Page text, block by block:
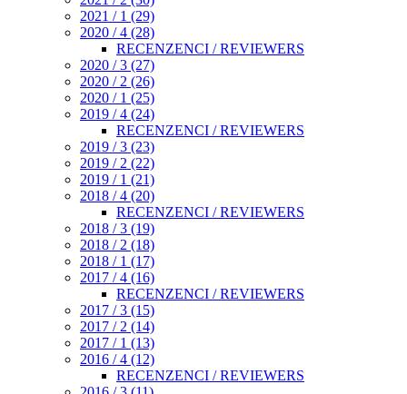
2021 / 1 (29)
2020 / 4 (28)
RECENZENCI / REVIEWERS
2020 / 3 (27)
2020 / 2 (26)
2020 / 1 (25)
2019 / 4 (24)
RECENZENCI / REVIEWERS
2019 / 3 (23)
2019 / 2 (22)
2019 / 1 (21)
2018 / 4 (20)
RECENZENCI / REVIEWERS
2018 / 3 (19)
2018 / 2 (18)
2018 / 1 (17)
2017 / 4 (16)
RECENZENCI / REVIEWERS
2017 / 3 (15)
2017 / 2 (14)
2017 / 1 (13)
2016 / 4 (12)
RECENZENCI / REVIEWERS